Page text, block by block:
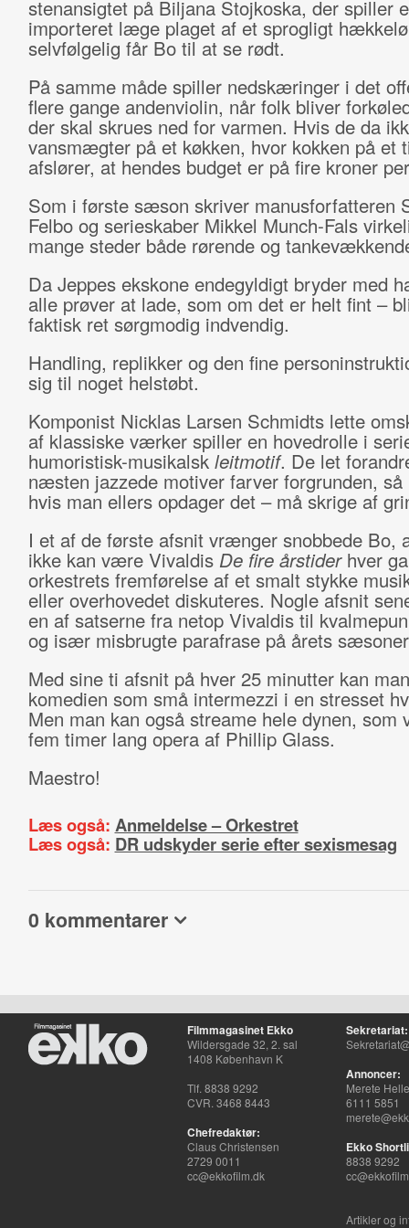
stenansigtet på Biljana Stojkoska, der spiller
importeret læge plaget af et sprogligt
selvfølgelig får Bo til at se rødt.
På samme måde spiller nedskæringer i det
flere gange andenviolin, når folk bliver
der skal skrues ned for varmen. Hvis de da
vansmægter på et køkken, hvor kokken på et
afslører, at hendes budget er på fire kroner
Som i første sæson skriver manusforfatteren
Felbo og serieskaber Mikkel Munch-Fals
mange steder både rørende og
Da Jeppes ekskone endegyldigt bryder med
alle prøver at lade, som om det er helt fint –
faktisk ret sørgmodig indvendig.
Handling, replikker og den fine
sig til noget helstøbt.
Komponist Nicklas Larsen Schmidts lette
af klassiske værker spiller en hovedrolle i
humoristisk-musikalsk leitmotif. De let
næsten jazzede motiver farver forgrunden, så
hvis man ellers opdager det – må skrige af
I et af de første afsnit vrænger snobbede Bo,
ikke kan være Vivaldis De fire årstiderhver
orkestrets fremførelse af et smalt stykke
eller overhovedet diskuteres. Nogle afsnit
en af satserne fra netop Vivaldis til
og især misbrugte parafrase på årets
Med sine ti afsnit på hver 25 minutter kan
komedien som små intermezzi i en stresset
Men man kan også streame hele dynen, som
fem timer lang opera af Phillip Glass.
Maestro!
Læs også: Anmeldelse – Orkestret
Læs også: DR udskyder serie efter sexismesag
0 kommentarer
Filmmagasinet Ekko
Wildersgade 32, 2. sal
1408 København K
Tlf. 8838 9292
CVR. 3468 8443
Chefredaktør:
Claus Christensen
2729 0011
cc@ekkofilm.dk
Sekretariat:
Annoncer:
Merete
6111 5851
Ekko
8838 9292
Artikler og